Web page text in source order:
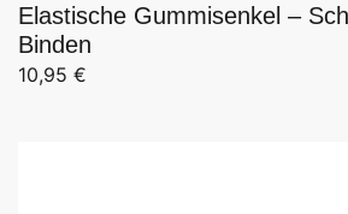
Elastische Gummisenkel –
Binden
10,95 €